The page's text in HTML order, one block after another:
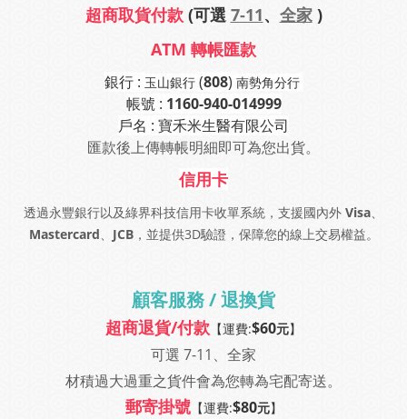
超商取貨付款 (可選 7-11、 全家)
ATM 轉帳匯款
銀行 : 玉山銀行(808) 南勢角分行
帳號 : 1160-940-014999
戶名 : 寶禾米生醫有限公司
匯款後上傳轉帳明細即可為您出貨。
信用卡
透過永豐銀行以及綠界科技信用卡收單系統，支援國內外 Visa
Mastercard
JCB，並提供3D驗證，保障您的線上交易權益。
顧客服務 / 退換貨
超商退貨/付款 【運費:$60元】
可選 7-11、全家
材積過大過重之貨件會為您轉為宅配寄送。
郵寄掛號【運費:$80元】